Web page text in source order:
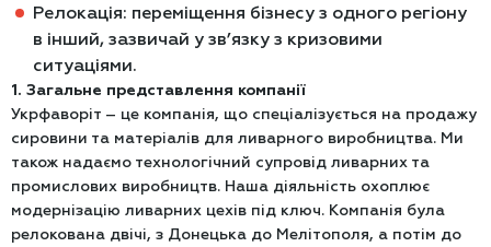
Релокація: переміщення бізнесу з одного регіону
в інший, зазвичай у зв’язку з кризовими
ситуаціями.
1. Загальне представлення компанії
Укрфаворіт – це компанія, що спеціалізується на продажу
сировини та матеріалів для ливарного виробництва. Ми
також надаємо технологічний супровід ливарних та
промислових виробництв. Наша діяльність охоплює
модернізацію ливарних цехів під ключ. Компанія була
релокована двічі, з Донецька до Мелітополя, а потім до